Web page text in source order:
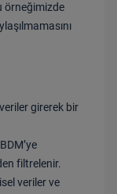
örneğimizde
girerek bir
filtrelenir.
veriler ve